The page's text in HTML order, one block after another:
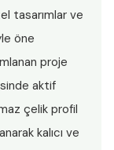
tasarımlar ve
öne
proje
aktif
çelik profil
kalıcı ve